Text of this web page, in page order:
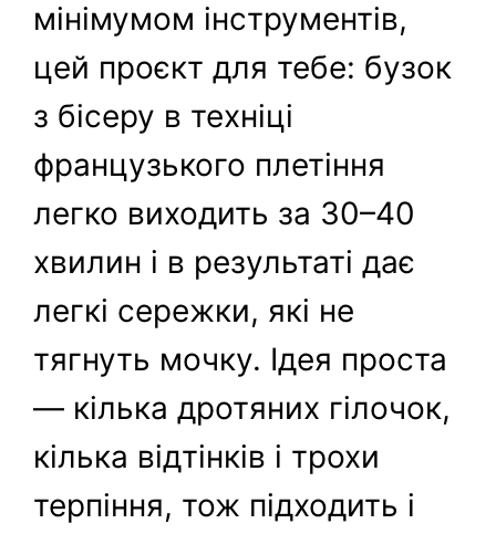
мінімумом інструментів,
цей проєкт для тебе: бузок
з бісеру в техніці
французького плетіння
легко виходить за 30–40
хвилин і в результаті дає
легкі сережки, які не
тягнуть мочку. Ідея проста
— кілька дротяних гілочок,
кілька відтінків і трохи
терпіння, тож підходить і